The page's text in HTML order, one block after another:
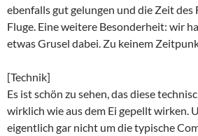
ebenfalls gut gelungen und die Zeit
Fluge. Eine weitere Besonderheit: wir
etwas Grusel dabei. Zu keinem
[Technik]
Es ist schön zu sehen, das diese
wirklich wie aus dem Ei gepellt wirken.
eigentlich gar nicht um die typische